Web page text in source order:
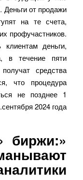
от продажи
на те счета,
профучастников.
деньги,
в течение пяти
средства
что процедура
не позднее 1
сентября 2024 года.
биржи: